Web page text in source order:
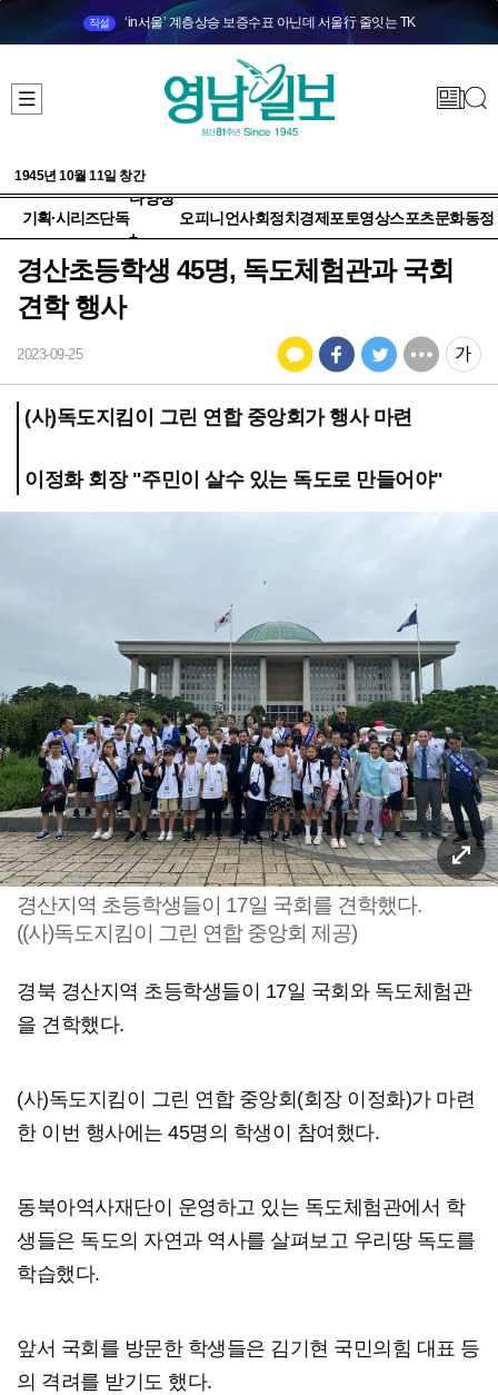
직설 ‘in서울’ 계층상승 보증수표 아닌데 서울行 줄잇는 TK
1945년 10월 11일 창간
기획·시리즈단독
다양성
+
오피니언사회정치 경제 포토영상스포츠문화동정
경산초등학생 45명, 독도체험관과 국회
견학 행사
2023-09-25
(사)독도지킴이 그린 연합 중앙회가 행사 마련
이정화 회장 "주민이 살수 있는 독도로 만들어야"
경산지역 초등학생들이 17일 국회를 견학했다.
((사)독도지킴이 그린 연합 중앙회 제공)
경북 경산지역 초등학생들이 17일 국회와 독도체험관
을 견학했다.
(사)독도지킴이 그린 연합 중앙회(회장 이정화)가 마련
한 이번 행사에는 45명의 학생이 참여했다.
동북아역사재단이 운영하고 있는 독도체험관에서 학
생들은 독도의 자연과 역사를 살펴보고 우리땅 독도를
학습했다.
앞서 국회를 방문한 학생들은 김기현 국민의힘 대표 등
의 격려를 받기도 했다.